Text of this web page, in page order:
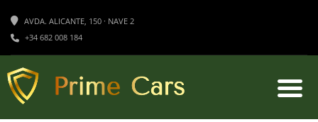
AVDA. ALICANTE, 150 · NAVE 2
+34 682 008 184